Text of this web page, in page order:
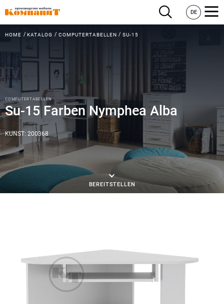
DE
HOME KATALOG COMPUTERTABELLEN SU-15
COMPUTERTABELLEN
Su-15 Farben Nymphea Alba
KUNST: 200368
BEREITSTELLEN